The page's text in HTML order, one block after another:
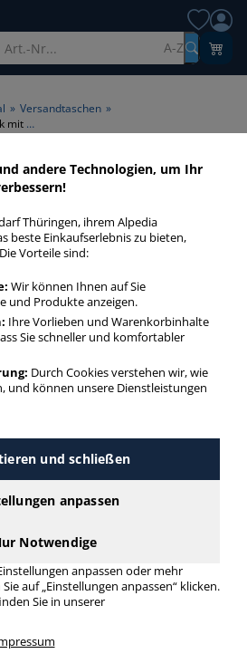
A-Z
» Versandtaschen »
Versandtaschen C4 250 Stück mit Fenster
C4 250 Stück
Fenster mit
250 Stück
Fenster 250 Stück in bester Qualität
Sie schnell Versandtaschen C4
unserer Filter-Funktion.
250 Stück mit Fenster
gesucht
Fenster
C4
mit Fenster
C4
andere Technologien, um Ihr
Thüringen, ihrem Alpedia
beste Einkaufserlebnis zu bieten,
Vorteile sind:
Wir können Ihnen auf Sie
und Produkte anzeigen.
Ihre Vorlieben und Warenkorbinhalte
Sie schneller und komfortabler
Durch Cookies verstehen wir, wie
und können unsere Dienstleistungen
und schließen
anpassen
Notwendige
anpassen oder mehr
auf „Einstellungen anpassen“ klicken.
Sie in unserer